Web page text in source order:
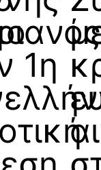
1η